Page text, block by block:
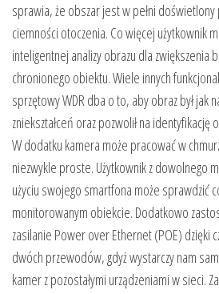
sprawia, że obszar jest w pełni doświetlony
ciemności otoczenia. Co więcej użytkownik
inteligentnej analizy obrazu dla zwiększenia
chronionego obiektu. Wiele innych
sprzętowy WDR dba o to, aby obraz był jak
zniekształceń oraz pozwolił na
W dodatku kamera może pracować w
niezwykle proste. Użytkownik z dowolnego
użyciu swojego smartfona może sprawdzić
monitorowanym obiekcie. Dodatkowo
zasilanie Power over Ethernet (POE) dzięki
dwóch przewodów, gdyż wystarczy nam
kamer z pozostałymi urządzeniami w sieci.